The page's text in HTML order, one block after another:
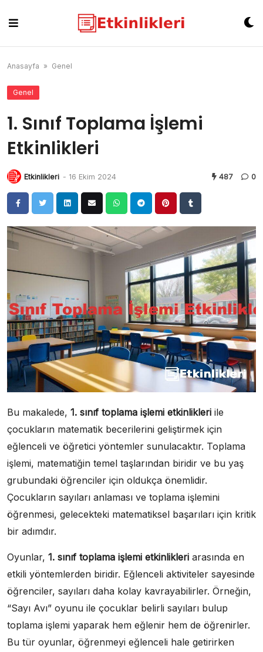
content
Anasayfa » Genel
Genel
1. Sınıf Toplama İşlemi
Etkinlikleri
Etkinlikleri - 16 Ekim 2024 487 0
Bu makalede, 1. sınıf toplama işlemi etkinlikleri ile
çocukların matematik becerilerini geliştirmek için
eğlenceli ve öğretici yöntemler sunulacaktır. Toplama
işlemi, matematiğin temel taşlarından biridir ve bu yaş
grubundaki öğrenciler için oldukça önemlidir.
Çocukların sayıları anlaması ve toplama işlemini
öğrenmesi, gelecekteki matematiksel başarıları için kritik
bir adımdır.
Oyunlar, 1. sınıf toplama işlemi etkinlikleri arasında en
etkili yöntemlerden biridir. Eğlenceli aktiviteler sayesinde
öğrenciler, sayıları daha kolay kavrayabilirler. Örneğin,
“Sayı Avı” oyunu ile çocuklar belirli sayıları bulup
toplama işlemi yaparak hem eğlenir hem de öğrenirler.
Bu tür oyunlar, öğrenmeyi eğlenceli hale getirirken